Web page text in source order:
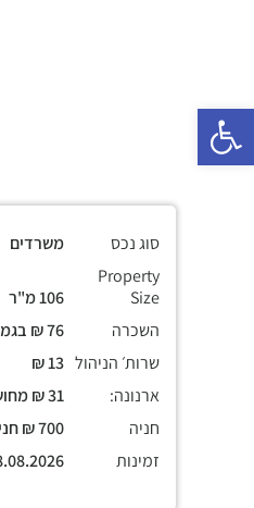
פתח סרגל נגישות
סוג נכס
משרדים
Property
Size
השכרה
שרות׳ הניהול
ארנונה:
חניה
זמינות